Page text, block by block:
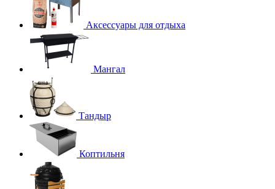
Аксессуары для отдыха
Мангал
Тандыр
Коптильня